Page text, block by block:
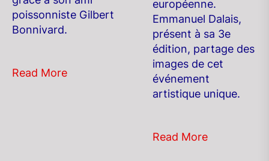
poissonniste Gilbert
Bonnivard.
Read More
européenne.
Emmanuel Dalais,
présent à sa 3e
édition, partage des
images de cet
événement
artistique unique.
Read More